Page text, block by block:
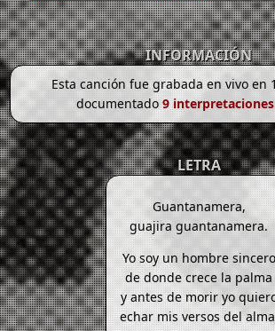
INFORMACIÓN
Esta canción fue grabada en vivo en
documentado9
LETRA
Guantanamera,
guajira guantanamera.
Yo soy un hombre sincero
de donde crece la palma
y antes de morir yo
echar mis versos del